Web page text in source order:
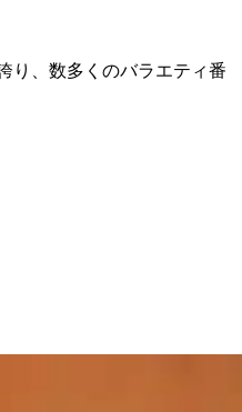
り、数多くのバラエティ番